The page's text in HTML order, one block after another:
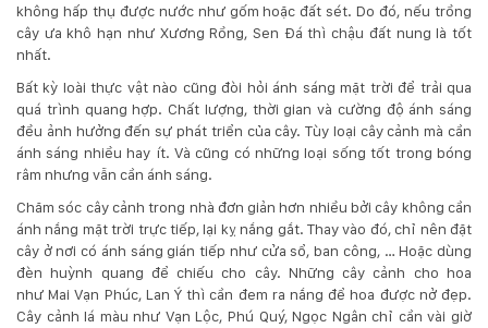
132
-
168
Chí
Công
-
Hòa
Quý
-
TP.
Đà
Nẵng
không hấp thụ được nước như gốm hoặc đất sét. Do đó, nếu trồng
cây ưa khô hạn như Xương Rồng,Sen Đá thì chậu đất nung là tốt
nhất.
Bất kỳ loài thực vật nào cũng đòi hỏi ánh sáng mặt trời để trải qua
quá trình quang hợp. Chất lượng, thời gian và cường độ ánh sáng
đều ảnh hưởng đến sự phát triển của cây. Tùy loại cây cảnh mà cần
ánh sáng nhiều hay ít. Và cũng có những loại sống tốt trong bóng
râm nhưng vẫn cần ánh sáng.
Chăm sóc cây cảnh trong nhà đơn giản hơn nhiều bởi cây không cần
ánh nắng mặt trời trực tiếp, lại kỵ nắng gắt. Thay vào đó, chỉ nên đặt
cây ở nơi có ánh sáng gián tiếp như cửa sổ, ban công, … Hoặc dùng
đèn huỳnh quang để chiếu cho cây. Những cây cảnh cho hoa
nhưMai Vạn Phúc, Lan Ý thì cần đem ra nắng để hoa được nở đẹp.
Cây cảnh lá màu như Vạn Lộc,Phú Quý,Ngọc Ngân chỉ cần vài giờ